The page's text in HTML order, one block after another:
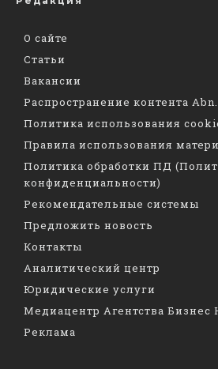
О сайте
Статьи
Вакансии
Распространение контента
Политика использования
Правила использования
Политика обработки ПД
конфиденциальности)
Рекомендательные системы
Предложить новость
Контакты
Аналитический центр
Юридические услуги
Медиацентр Агентства Бизнес
Реклама